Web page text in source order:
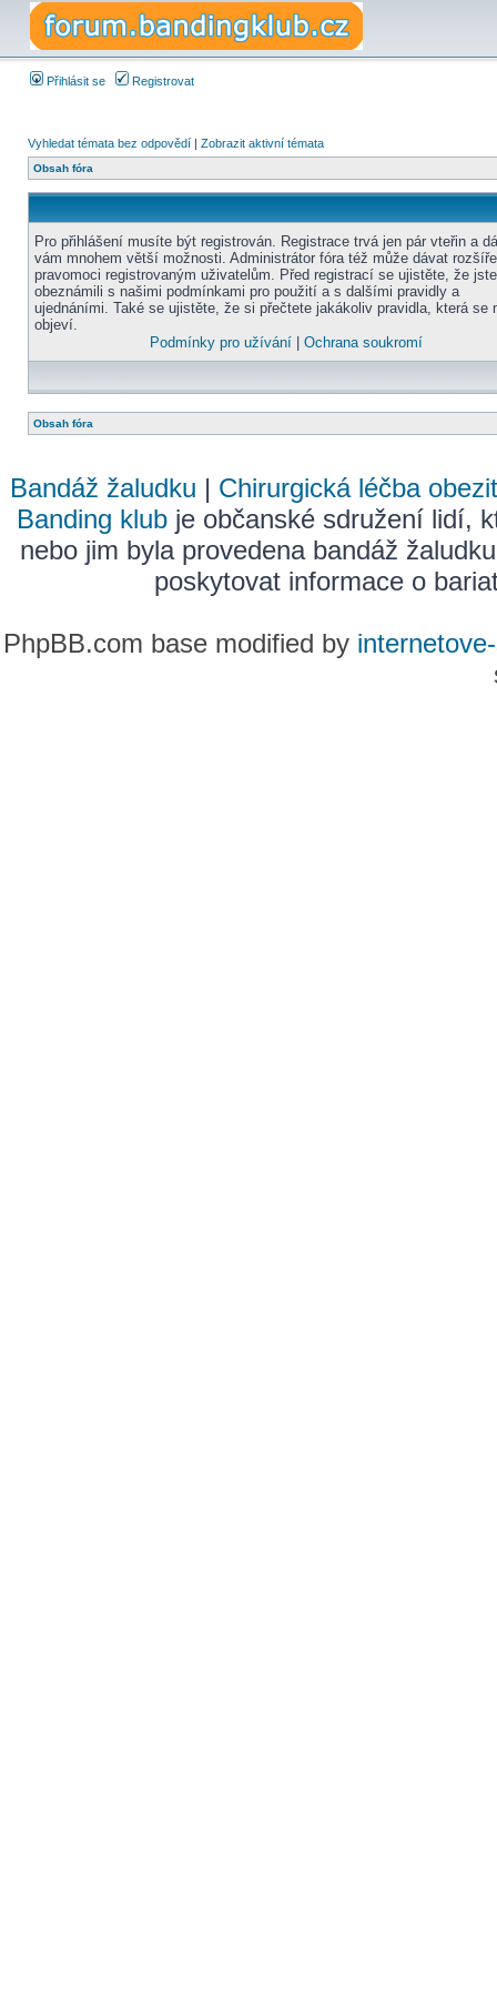
Přihlásit se Registrovat
Vyhledat témata bez odpovědí | Zobrazit aktivní témata
Obsah fóra
Pro přihlášení musíte být registrován. Registrace trvá jen pár vteřin a
vám mnohem větší možnosti. Administrátor fóra též může dávat
pravomoci registrovaným uživatelům. Před registrací se ujistěte, že
obeznámili s našimi podmínkami pro použití a s dalšími pravidly a
ujednáními. Také se ujistěte, že si přečtete jakákoliv pravidla, která se
objeví.
Podmínky pro užívání| Ochrana soukromí
Obsah fóra
Bandáž žaludku | Chirurgická léčba
Banding klub je občanské sdružení lidí,
nebo jim byla provedena bandáž
poskytovat informace o
PhpBB.com base modified by